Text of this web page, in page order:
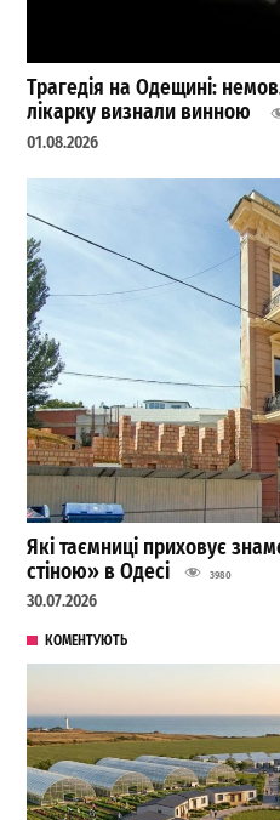
Трагедія на Одещині:
лікарку визнали винною
01.08.2026
Які таємниці приховує
стіною» в Одесі
3980
30.07.2026
КОМЕНТУЮТЬ